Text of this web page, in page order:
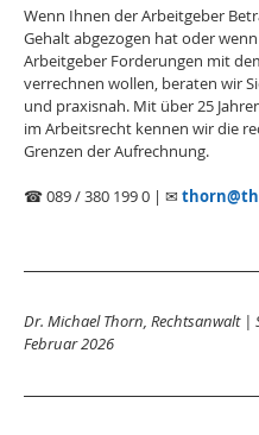
Wenn Ihnen der Arbeitgeber
Gehalt abgezogen hat oder wenn
Arbeitgeber Forderungen mit
verrechnen wollen, beraten wir
und praxisnah. Mit über 25
im Arbeitsrecht kennen wir die
Grenzen der Aufrechnung.
☎ 089 / 380 199 0 | ✉
Dr. Michael Thorn, Rechtsanwalt |
Februar 2026